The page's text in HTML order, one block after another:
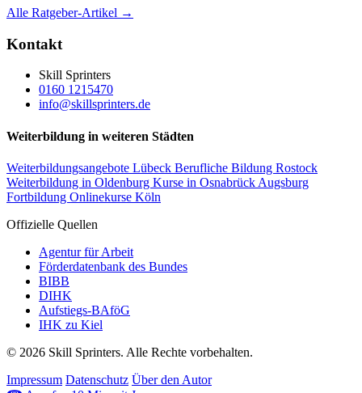
Alle Ratgeber-Artikel →
Kontakt
Skill Sprinters
0160 1215470
info@skillsprinters.de
Weiterbildung in weiteren Städten
Weiterbildungsangebote Lübeck Berufliche Bildung Rostock
Weiterbildung in Oldenburg Kurse in Osnabrück Augsburg
Fortbildung Onlinekurse Köln
Offizielle Quellen
Agentur für Arbeit
Förderdatenbank des Bundes
BIBB
DIHK
Aufstiegs-BAföG
IHK zu Kiel
© 2026 Skill Sprinters. Alle Rechte vorbehalten.
Impressum Datenschutz Über den Autor